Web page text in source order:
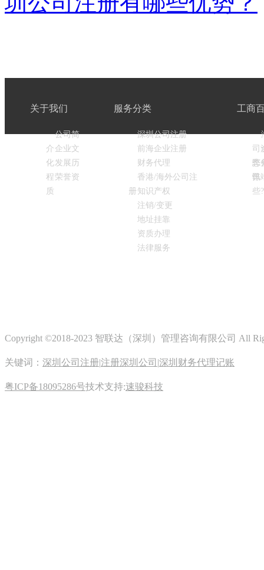
关于我们
公司简
介 企业文
化发展历
程荣誉资
质
服务分类
深圳公司注册
前海企业注册
财务代理
香港/海外公司注
册 知识产权
注销/变更
地址挂靠
资质办理
法律服务
工商
司
弊
弊
些?
态
讯
Copyright ©2018-2023 智联达（深圳）管理咨询有限公司 All
关键词： 深圳公司注册|注册深圳公司 |深圳财务代理记账
粤ICP备18095286号技术支持:速骏科技